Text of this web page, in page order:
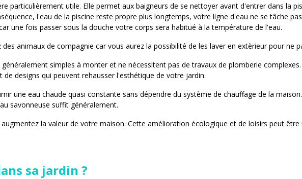
particulièrement utile. Elle permet aux baigneurs de se nettoyer avant d'entrer dans la
l'eau de la piscine reste propre plus longtemps, votre ligne d'eau ne se tâche
une fois passer sous la douche votre corps sera habitué à la température de l'eau.
animaux de compagnie car vous aurez la possibilité de les laver en extèrieur pour ne
simples à monter et ne nécessitent pas de travaux de plomberie
designs qui peuvent rehausser l'esthétique de votre jardin.
une eau chaude quasi constante sans dépendre du système de chauffage de la
savonneuse suffit généralement.
la valeur de votre maison. Cette amélioration écologique et de loisirs peut
sa jardin ?